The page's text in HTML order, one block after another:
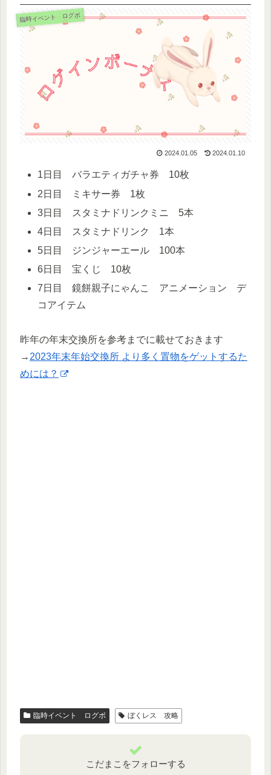
臨時イベント ログボ
2024.01.05 2024.01.10
1日目 バラエティガチャ券 10枚
2日目 ミキサー券 1枚
3日目 スタミナドリンクミニ 5本
4日目 スタミナドリンク 1本
5日目 ジンジャーエール 100本
6日目 宝くじ 10枚
7日目 鏡餅親子にゃんこ アニメーション デ
コアイテム
昨年の年末交換所を参考までに載せておきます
→ 2023年末年始交換所 より多く置物をゲットするた
めには？
臨時イベント ログボ ぼくレス 攻略
こだまこをフォローする